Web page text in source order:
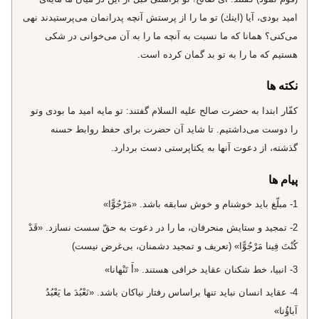
اميد بودى، آيا (اينك) تو ما را از پرستش آنچه پدرانمان مى‌پرستيدند نهى
مى‌كنى؟ همانا كه ما نسبت به آنچه ما را به آن مى‌خوانى در شكى
هستيم كه ما را به تو بد گمان كرده است.
نکته ها
كفّار ابتدا به حضرت صالح عليه السلام گفتند: تو مايه اميد ما بودى وتو
را دوست مى‌داشتيم. تا شايد آن حضرت براى حفظ روابط حسنه
گذشته، از دعوت آنها به يكتاپرستى دست بردارد.
پیام ها
1- مبلّغ بايد خوشنام و خوش سابقه باشد. «مَرْجُوًّا»
2- تمجيد و ستايش منحرفان، ما را در دعوت به حقّ سست نسازد. «قَدْ
كُنْتَ فِينا مَرْجُوًّا» (تعريف و تمجيد دشمنان، بى‌غرض نيست)
3- انبيا، خط شكنان عقايد خرافى هستند. «أَ تَنْهانا»
4- عقايد انسان نبايد تنها براساس رفتار نياكان باشد. «نَعْبُدَ ما يَعْبُدُ
آباؤُنا»